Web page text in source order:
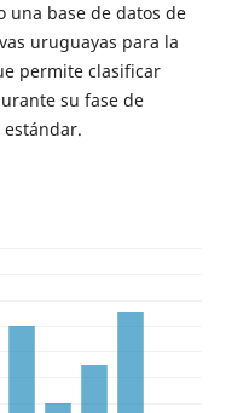
una base de datos de
uruguayas para la
permite clasificar
su fase de